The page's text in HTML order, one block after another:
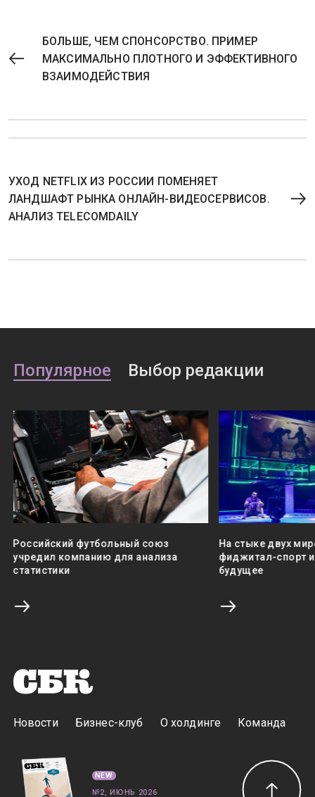
БОЛЬШЕ, ЧЕМ СПОНСОРСТВО. ПРИМЕР
МАКСИМАЛЬНО ПЛОТНОГО И ЭФФЕКТИВНОГО
ВЗАИМОДЕЙСТВИЯ
УХОД NETFLIX ИЗ РОССИИ ПОМЕНЯЕТ
ЛАНДШАФТ РЫНКА ОНЛАЙН-ВИДЕОСЕРВИСОВ.
АНАЛИЗ TELECOMDAILY
Популярное Выбор редакции
Российский футбольный союз
учредил компанию для анализа
статистики
На стыке двух
фиджитал-спорт
будущее
Новости Бизнес-клуб О холдинге Команда
NEW
№2, ИЮНЬ 2026